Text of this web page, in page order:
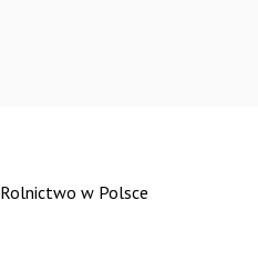
Rolnictwo w Polsce